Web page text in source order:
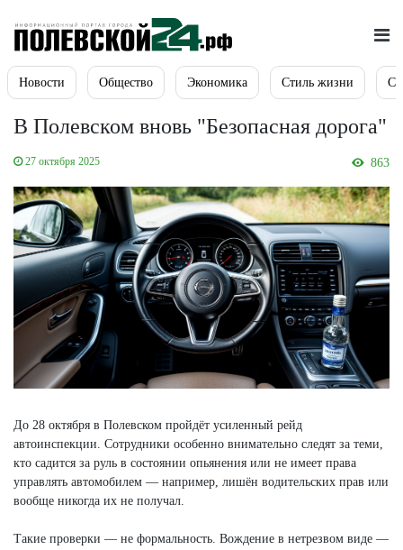
Новости Общество Экономика Стиль жизни
В Полевском вновь "Безопасная дорога"
27 октября 2025 863
До 28 октября в Полевском пройдёт усиленный рейд
автоинспекции. Сотрудники особенно внимательно следят за теми,
кто садится за руль в состоянии опьянения или не имеет права
управлять автомобилем — например, лишён водительских прав или
вообще никогда их не получал.
Такие проверки — не формальность. Вождение в нетрезвом виде —